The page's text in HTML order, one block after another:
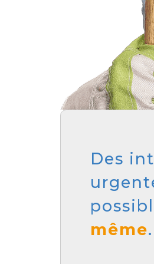
Des
même.